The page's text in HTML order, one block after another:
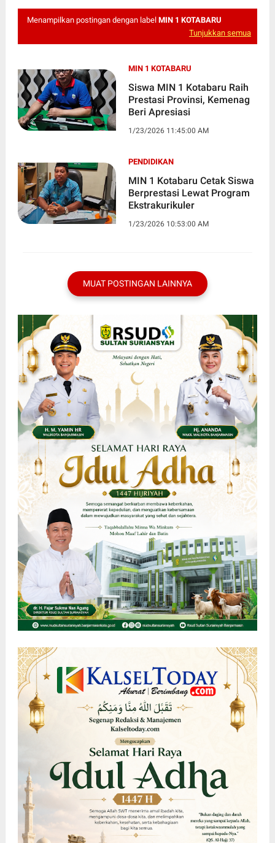
Menampilkan postingan dengan label MIN 1 KOTABARU
Tunjukkan semua
MIN 1 KOTABARU
Siswa MIN 1 Kotabaru Raih
Prestasi Provinsi, Kemenag
Beri Apresiasi
1/23/2026 11:45:00 AM
PENDIDIKAN
MIN 1 Kotabaru Cetak Siswa
Berprestasi Lewat Program
Ekstrakurikuler
1/23/2026 10:53:00 AM
MUAT POSTINGAN LAINNYA